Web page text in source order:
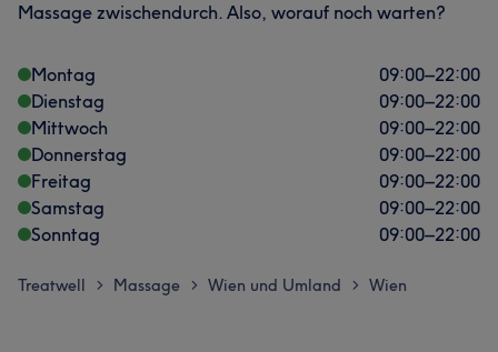
Massage zwischendurch. Also, worauf noch warten?
Montag 09:00–22:00
Dienstag
09:00–22:00
Mittwoch
09:00–22:00
Donnerstag
09:00–22:00
Freitag
09:00–22:00
Samstag
09:00–22:00
Sonntag
09:00–22:00
Treatwell > Massage > Wien und Umland > Wien